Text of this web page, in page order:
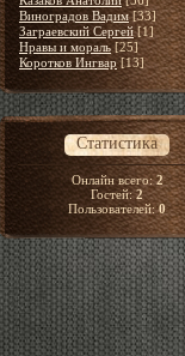
Виноградов Вадим [33]
Заграевский Сергей [1]
Нравы и мораль [25]
Коротков Ингвар [13]
Статистика
Онлайн всего:2
Гостей:2
Пользователей:0